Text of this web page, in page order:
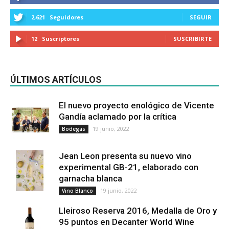
2,621 Seguidores SEGUIR
12 Suscriptores SUSCRIBIRTE
ÚLTIMOS ARTÍCULOS
El nuevo proyecto enológico de Vicente
Gandía aclamado por la crítica
Bodegas 19 junio, 2022
Jean Leon presenta su nuevo vino
experimental GB-21, elaborado con
garnacha blanca
Vino Blanco 19 junio, 2022
Lleiroso Reserva 2016, Medalla de Oro y
95 puntos en Decanter World Wine